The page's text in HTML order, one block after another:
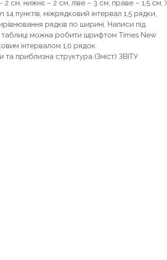
см, нижнє – 2 см, ліве – 3 см, праве – 1,5 см, )
пунктів, міжрядковий інтервал 1,5 рядки,
рядків по ширині. Написи під
таблиці можна робити шрифтом Times New
інтервалом 1,0 рядок.
та приблизна структура (Зміст) ЗВІТУ